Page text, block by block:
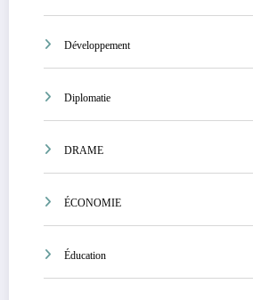
Développement
Diplomatie
DRAME
ÉCONOMIE
Éducation